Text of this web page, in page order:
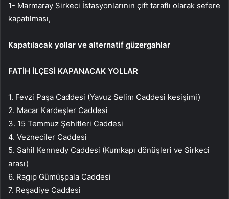
1- Marmaray Sirkeci İstasyonlarının çift taraflı olarak sefere
kapatılması,
Kapatılacak yollar ve alternatif güzergahlar
FATİH İLÇESİ KAPANACAK YOLLAR
1. Fevzi Paşa Caddesi (Yavuz Selim Caddesi kesişimi)
2. Macar Kardeşler Caddesi
3. 15 Temmuz Şehitleri Caddesi
4. Vezneciler Caddesi
5. Sahil Kennedy Caddesi (Kumkapı dönüşleri ve Sirkeci
arası)
6. Ragıp Gümüşpala Caddesi
7. Reşadiye Caddesi